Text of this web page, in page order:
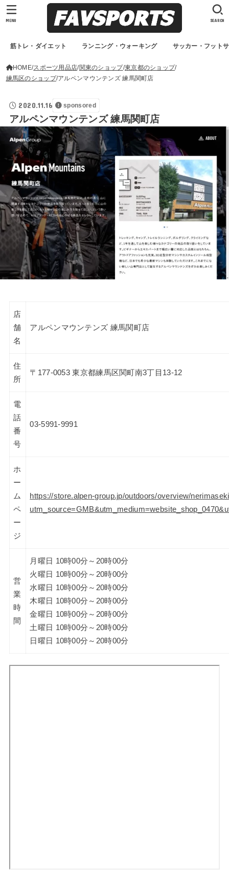
筋トレ・ダイエット ランニング・ウォーキング サッカー・フット
SEARCH
MENU
HOME スポーツ用品店 関東のショップ 東京都のショップ
練馬区のショップ アルペンマウンテンズ 練馬関町店
2020.11.16 sponsored
アルペンマウンテンズ 練馬関町店
店
舗
名
アルペンマウンテンズ 練馬関町店
住
所
〒177-0053 東京都練馬区関町南3丁目13-12
電
話
番
号
03-5991-9991
ホ
ー
ム
ペ
ー
ジ
https://store.alpen-group.jp/outdoors/overview/
営
業
時
間
月曜日 10時00分～20時00分
火曜日 10時00分～20時00分
水曜日 10時00分～20時00分
木曜日 10時00分～20時00分
金曜日 10時00分～20時00分
土曜日 10時00分～20時00分
日曜日 10時00分～20時00分